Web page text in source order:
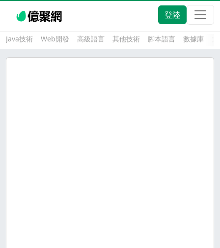
登陸
Java技術 Web開發 高級語言 其他技術 腳本語言 數據庫